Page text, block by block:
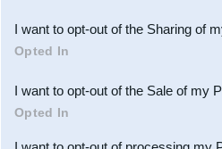
Downstream Participants
third parties.
I want to opt-out of the Sharing of
Opted In
I want to opt-out of the Sale of my
Opted In